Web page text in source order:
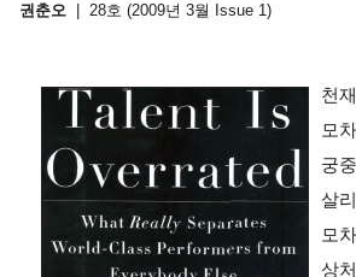
권춘오 28호 (2009년 3월 Issue 1)
천
모
궁
살
모
상